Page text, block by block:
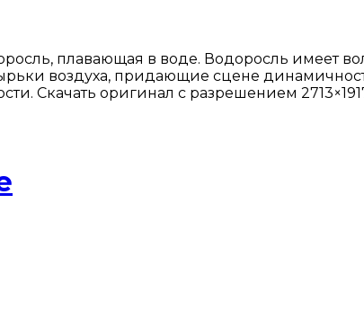
плавающая в воде. Водоросль имеет
воздуха, придающие сцене
Скачать оригинал с разрешением